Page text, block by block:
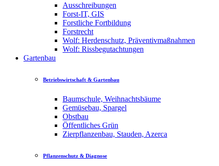
Ausschreibungen
Forst-IT, GIS
Forstliche Fortbildung
Forstrecht
Wolf: Herdenschutz, Präventivmaßnahmen
Wolf: Rissbegutachtungen
Gartenbau
Betriebswirtschaft & Gartenbau
Baumschule, Weihnachtsbäume
Gemüsebau, Spargel
Obstbau
Öffentliches Grün
Zierpflanzenbau, Stauden, Azerca
Pflanzenschutz & Diagnose